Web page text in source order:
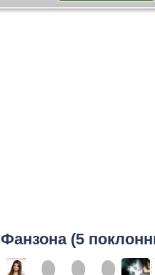
Фанзона (5